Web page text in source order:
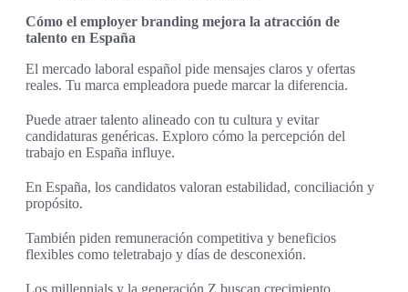
Cómo el employer branding mejora la atracción de
talento en España
El mercado laboral español pide mensajes claros y ofertas
reales. Tu marca empleadora puede marcar la diferencia.
Puede atraer talento alineado con tu cultura y evitar
candidaturas genéricas. Exploro cómo la percepción del
trabajo en España influye.
En España, los candidatos valoran estabilidad, conciliación y
propósito.
También piden remuneración competitiva y beneficios
flexibles como teletrabajo y días de desconexión.